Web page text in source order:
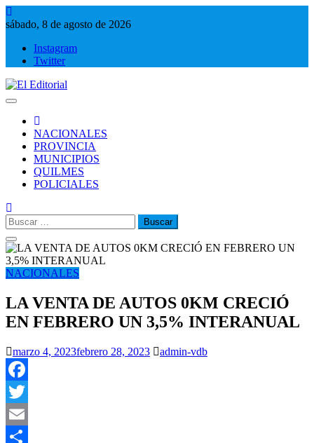
Saltar
al
sábado, 8 de agosto de 2026
Instagram
Twitter
NACIONALES
PROVINCIA
MUNICIPIOS
QUILMES
POLICIALES
Buscar:
NACIONALES
LA VENTA DE AUTOS 0KM CRECIÓ
EN FEBRERO UN 3,5% INTERANUAL
marzo 4, 2023febrero 28, 2023 admin-vdb
Facebook
Twitter
Email